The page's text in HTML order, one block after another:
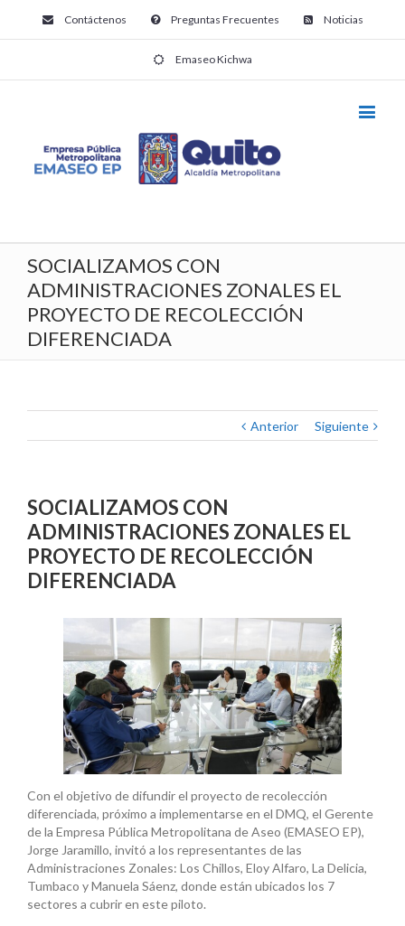
Contáctenos Preguntas Frecuentes Noticias
Emaseo Kichwa
SOCIALIZAMOS CON
ADMINISTRACIONES ZONALES EL
PROYECTO DE RECOLECCIÓN
DIFERENCIADA
Anterior Siguiente
SOCIALIZAMOS CON
ADMINISTRACIONES ZONALES EL
PROYECTO DE RECOLECCIÓN
DIFERENCIADA
Con el objetivo de difundir el proyecto de recolección
diferenciada, próximo a implementarse en el DMQ, el Gerente
de la Empresa Pública Metropolitana de Aseo (EMASEO EP),
Jorge Jaramillo, invitó a los representantes de las
Administraciones Zonales: Los Chillos, Eloy Alfaro, La Delicia,
Tumbaco y Manuela Sáenz, donde están ubicados los 7
sectores a cubrir en este piloto.